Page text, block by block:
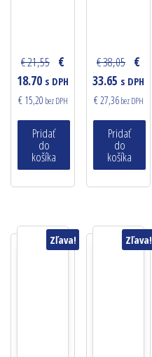
€ 21,55 €
18.70 s DPH
€ 15,20 bez DPH
Pridať
do
košíka
€ 38,05 €
33.65 s DPH
€ 27,36bez DPH
Pridať
do
košíka
Zľava! Zľava!